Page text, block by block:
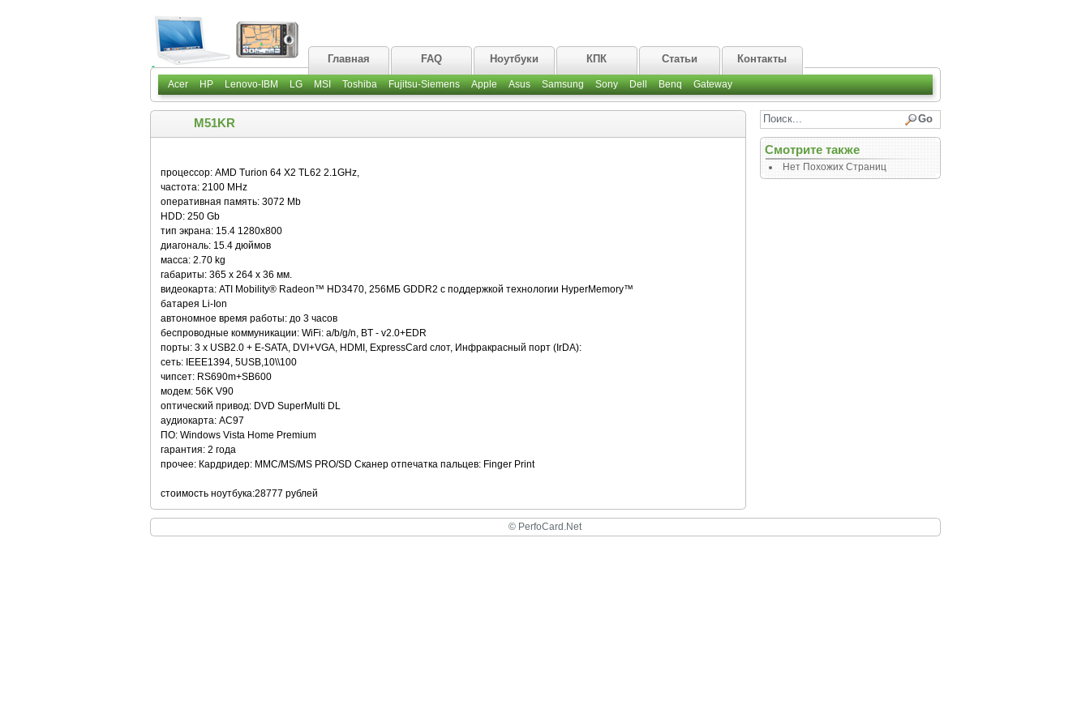
Главная FAQ Ноутбуки КПК Статьи Контакты
Acer HP Lenovo-IBM LG MSI Toshiba Fujitsu-Siemens Apple Asus Samsung Sony Dell Benq Gateway
M51KR
процессор: AMD Turion 64 X2 TL62 2.1GHz,
частота: 2100 MHz
оперативная память: 3072 Mb
HDD: 250 Gb
тип экрана: 15.4 1280x800
диагональ: 15.4 дюймов
масса: 2.70 kg
габариты: 365 x 264 x 36 мм.
видеокарта: ATI Mobility® Radeon™ HD3470, 256МБ GDDR2 с поддержкой технологии HyperMemory™
батарея Li-Ion
автономное время работы: до 3 часов
беспроводные коммуникации: WiFi: a/b/g/n, BT - v2.0+EDR
порты: 3 x USB2.0 + E-SATA, DVI+VGA, HDMI, ExpressCard слот, Инфракрасный порт (IrDA):
сеть: IEEE1394, 5USB,10\\100
чипсет: RS690m+SB600
модем: 56K V90
оптический привод: DVD SuperMulti DL
аудиокарта: AC97
ПО: Windows Vista Home Premium
гарантия: 2 года
прочее: Кардридер: MMC/MS/MS PRO/SD Сканер отпечатка пальцев: Finger Print
стоимость ноутбука:28777 рублей
Смотрите также
Нет Похожих Страниц
© PerfoCard.Net